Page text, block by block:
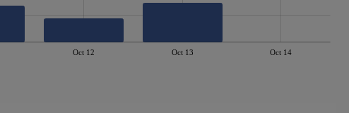
Oct 12 Oct 13 Oct 14